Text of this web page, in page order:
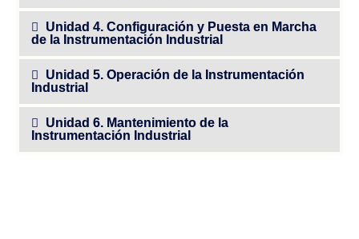
Unidad 4. Configuración y Puesta en Marcha
de la Instrumentación Industrial
Unidad 5. Operación de la Instrumentación
Industrial
Unidad 6. Mantenimiento de la
Instrumentación Industrial